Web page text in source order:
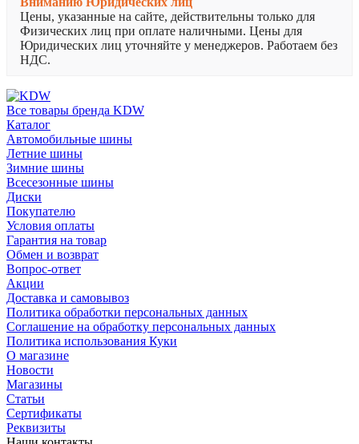
Цены, указанные на сайте, действительны только для
Физических лиц при оплате наличными. Цены для
Юридических лиц уточняйте у менеджеров. Работаем без
НДС.
Все товары бренда KDW
Каталог
Автомобильные шины
Летние шины
Зимние шины
Всесезонные шины
Диски
Покупателю
Условия оплаты
Гарантия на товар
Обмен и возврат
Вопрос-ответ
Акции
Доставка и самовывоз
Политика обработки персональных данных
Соглашение на обработку персональных данных
Политика использования Куки
О магазине
Новости
Магазины
Статьи
Сертификаты
Реквизиты